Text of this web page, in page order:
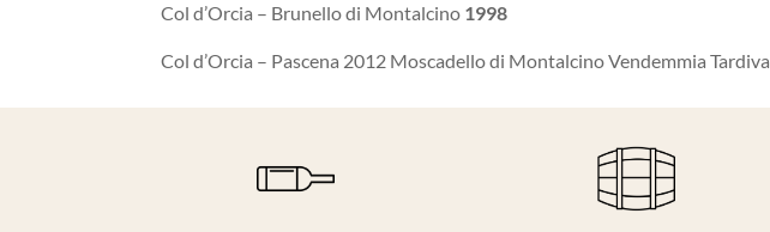
Col d’Orcia – Brunello di Montalcino 1998
Col d’Orcia – Pascena 2012 Moscadello di Montalcino Vendemmia Tardiva